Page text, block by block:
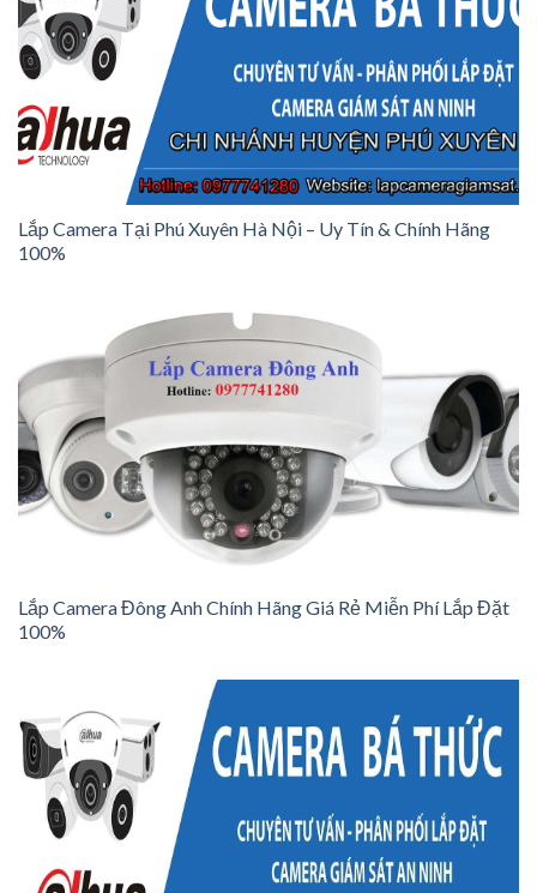
Lắp Camera Tại Phú Xuyên Hà Nội – Uy Tín & Chính Hãng
100%
Lắp Camera Đông Anh Chính Hãng Giá Rẻ Miễn Phí Lắp Đặt
100%